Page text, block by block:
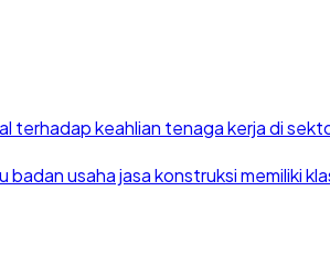
keahlian tenaga kerja di
usaha jasa konstruksi memiliki